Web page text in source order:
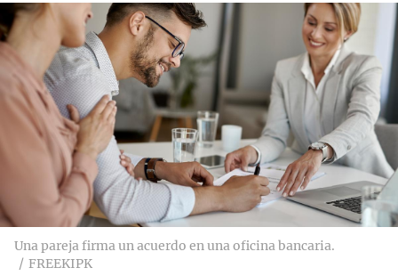
Una pareja firma un acuerdo en una oficina bancaria.
FREEKIPK